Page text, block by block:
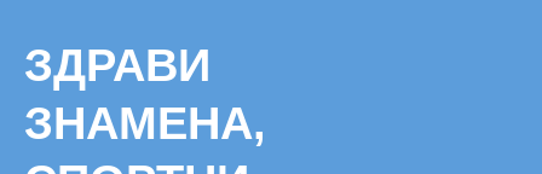
content
ЗДРАВИ
ЗНАМЕНА,